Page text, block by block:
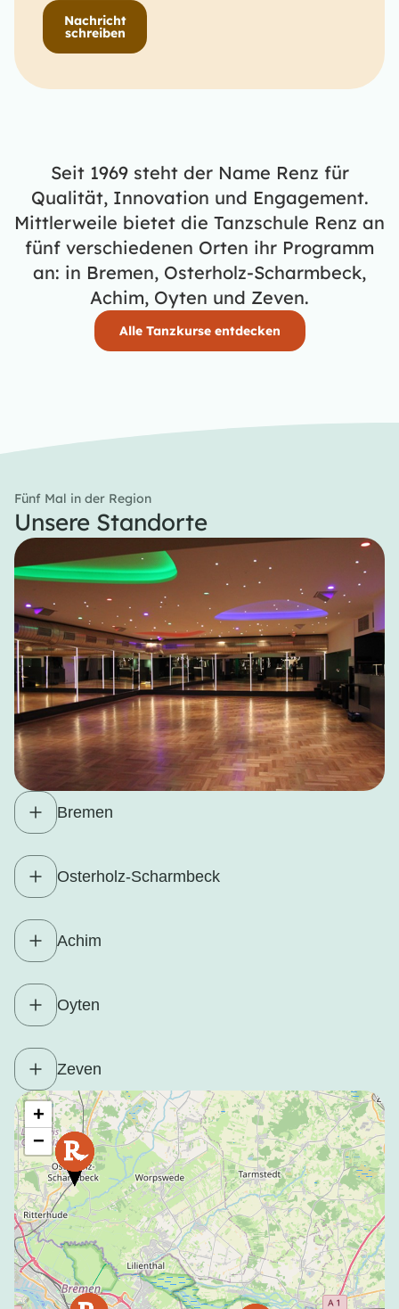
Nachricht
schreiben
Seit 1969 steht der Name Renz für
Qualität, Innovation und Engagement.
Mittlerweile bietet die Tanzschule Renz an
fünf verschiedenen Orten ihr Programm
an: in Bremen, Osterholz-Scharmbeck,
Achim, Oyten und Zeven.
Alle Tanzkurse entdecken
Fünf Mal in der Region
Unsere Standorte
Bremen
Osterholz-Scharmbeck
Achim
Oyten
Zeven
+
−